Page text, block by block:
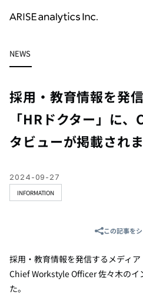
ARISE analyticsとはトップ
ミッション・バリュー
働きがいのある会社づくり
サービス
提供サービストップ
カスタマーサポート改革
ドローン・ビジネス活用
データ・AI人材育成支援
実績
データドリブン改革の推進支援
新規事業の立ち上げ支援
データ分析基盤の構築・活用支援
企業情報
企業情報トップ
会社概要
CEOメッセージ
サステナビリティ
お問い合わせ
ニュース
ニューストップ
インフォメーション
プレスリリース
イベント
技術情報
技術情報トップ
TECH BLOG
PAPER
採用トップ
新卒採用
社員インタビュー
成長支援
キャリア開発
数字で見るARISE analytics
NEWS
採用・教育情報を発
「HRドクター」に
タビューが掲載され
INFORMATION
2024-09-27
この記事を
採用・教育情報を発信するメディ
Chief Workstyle Officer 佐々木のイ
た。